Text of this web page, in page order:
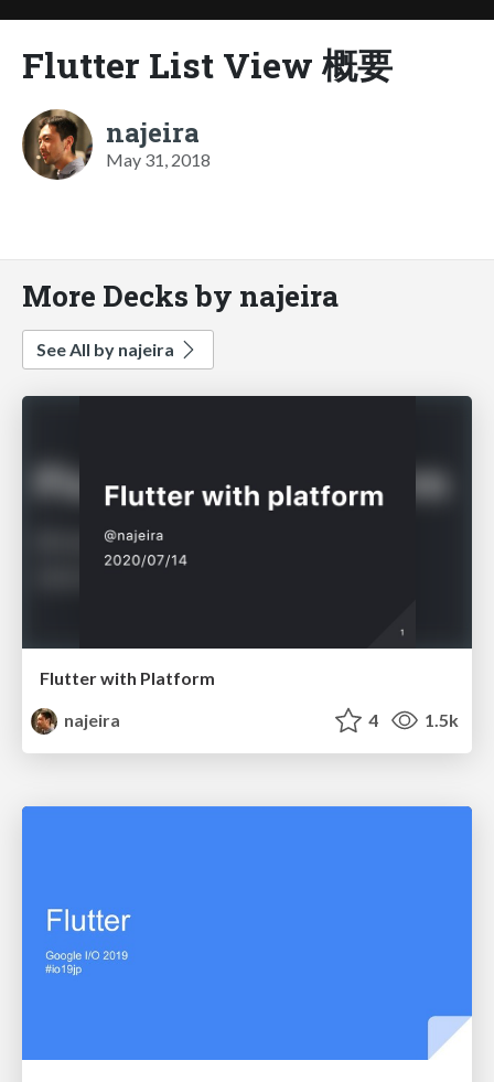
Flutter List View 概要
najeira
May 31, 2018
More Decks by najeira
See All by najeira
Flutter with Platform
najeira
4 1.5k